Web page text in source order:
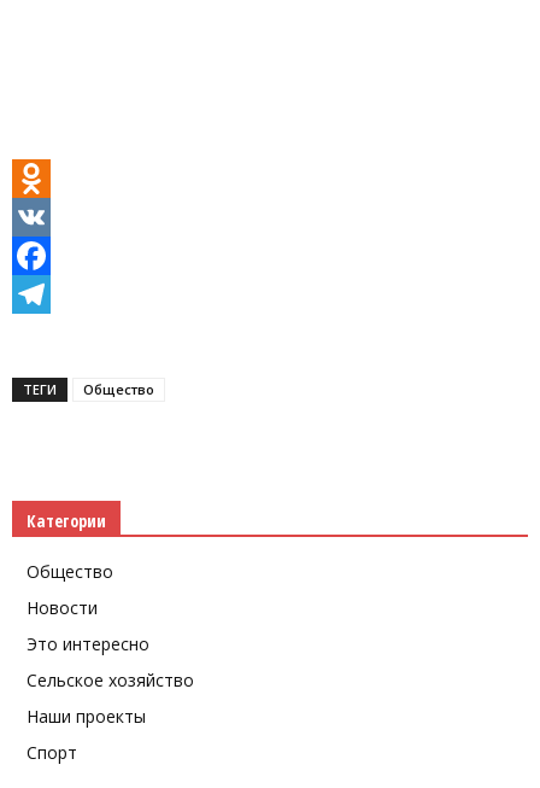
Odnoklassniki
VK
Facebook
ТЕГИ Общество
Категории
Общество
Новости
Это интересно
Сельское хозяйство
Наши проекты
Спорт